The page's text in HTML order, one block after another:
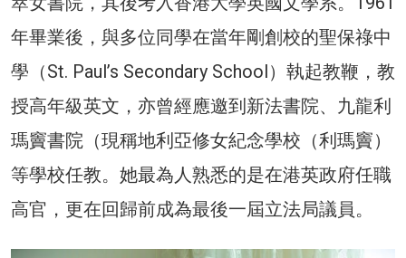
年畢業後，與多位同學在當年剛創校的聖保祿中
學（St. Paul’s Secondary School）執起教鞭，教
授高年級英文，亦曾經應邀到新法書院、九龍利
瑪竇書院（現稱地利亞修女紀念學校（利瑪竇）
等學校任教。她最為人熟悉的是在港英政府任職
高官，更在回歸前成為最後一屆立法局議員。